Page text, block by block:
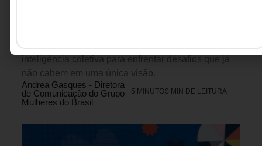
capacidade de mobilizar diversidade, escuta e
inteligência coletiva para enfrentar desafios que já
não cabem em uma única visão.
Andrea Gasques - Diretora
de Comunicação do Grupo
Mulheres do Brasil
5 MINUTOS MIN DE LEITURA